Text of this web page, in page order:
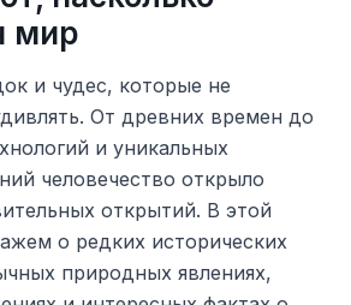
мир
и чудес, которые не
От древних времен до
и уникальных
человечество открыло
открытий. В этой
о редких исторических
природных явлениях,